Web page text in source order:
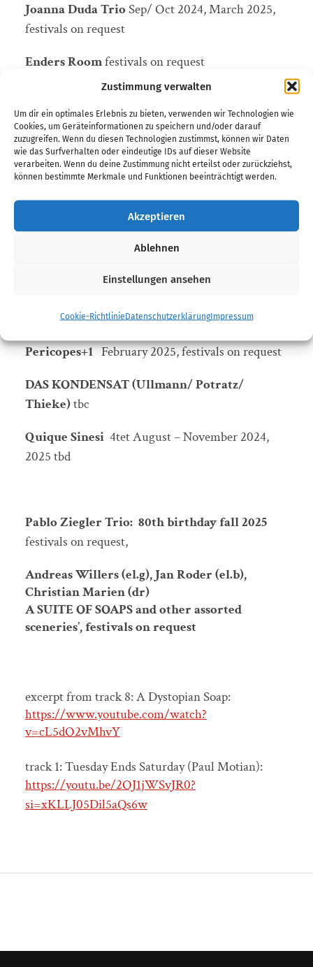
Zustimmung verwalten
Um dir ein optimales Erlebnis zu bieten, verwenden wir Technologien wie
Cookies, um Geräteinformationen zu speichern und/oder darauf
zuzugreifen. Wenn du diesen Technologien zustimmst, können wir Daten
wie das Surfverhalten oder eindeutige IDs auf dieser Website
verarbeiten. Wenn du deine Zustimmung nicht erteilst oder zurückziehst,
können bestimmte Merkmale und Funktionen beeinträchtigt werden.
Akzeptieren
Ablehnen
Einstellungen ansehen
Cookie-RichtlinieDatenschutzerklärungImpressum
Joanna Duda TrioSep/ Oct 2024, March 2025,
festivals on request
Enders Roomfestivals on request
Johannes Enders 4tetMarch 2024
Johannes Enders Sweet Freedom(feat Jorge
Rossy & Henning Sieverts)Mar 2025
Johannes Enders Tribute to Pharoah Sanders
feat. Gene Calderazzo, 2025, tba
Enders Domefeat Nils Petter Molvaeron
Zelia Fonseca & Magdalena Matthey
Zelia Fonseca & Aline Frazao2025 May/ June
Pericopes+1February 2025, festivals on request
DAS KONDENSAT (Ullmann/ Potratz/
Thieke)tbc
Quique Sinesi4tet August – November 2024,
2025 tbd
Pablo Ziegler Trio: 80th birthday fall 2025
festivals on request,
Andreas Willers (el.g), Jan Roder (el.b),
Christian Marien (dr)
A SUITE OF SOAPS and other assorted
sceneries’, festivals on request
excerpt from track 8: A Dystopian Soap:
https://www.youtube.com/watch?
v=cL5dO2vMhvY
track 1: Tuesday Ends Saturday (Paul Motian):
https://youtu.be/2OJ1jWSvJR0?
si=xKLLJ05Dil5aQs6w